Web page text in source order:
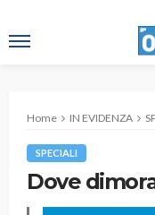
Home IN EVIDENZA
SPECIALI
Dove